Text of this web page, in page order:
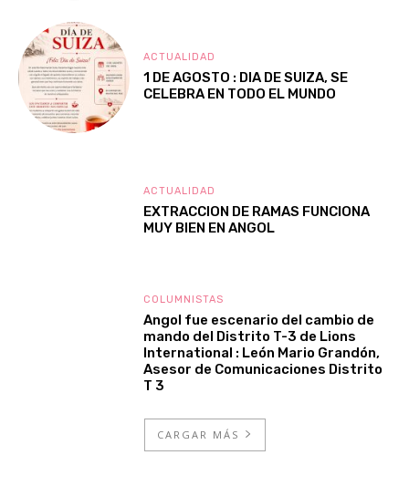
ACTUALIDAD
1 DE AGOSTO : DIA DE SUIZA, SE
CELEBRA EN TODO EL MUNDO
ACTUALIDAD
EXTRACCION DE RAMAS FUNCIONA
MUY BIEN EN ANGOL
COLUMNISTAS
Angol fue escenario del cambio de
mando del Distrito T-3 de Lions
International : León Mario Grandón,
Asesor de Comunicaciones Distrito
T 3
CARGAR MÁS